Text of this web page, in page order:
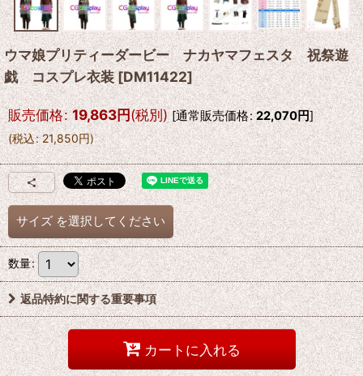
ウマ娘プリティーダービー ナカヤマフェスタ 祝祭遊
戯 コスプレ衣装[DM11422]
販売価格: 19,863円(税別) [通常販売価格: 22,070円]
(税込: 21,850円)
サイズ を選択してください
数量:
返品特約に関する重要事項
カートに入れる